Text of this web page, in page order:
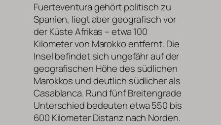
Fuerteventura gehört politisch zu
Spanien, liegt aber geografisch vor
der Küste Afrikas – etwa 100
Kilometer von Marokko entfernt. Die
Insel befindet sich ungefähr auf der
geografischen Höhe des südlichen
Marokkos und deutlich südlicher als
Casablanca. Rund fünf Breitengrade
Unterschied bedeuten etwa 550 bis
600 Kilometer Distanz nach Norden.